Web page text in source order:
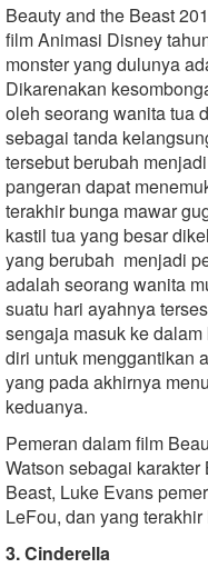
Beauty and the Beast
film Animasi Disney
monster yang dulunya
Dikarenakan
oleh seorang wanita tua
sebagai tanda
tersebut berubah
pangeran dapat
terakhir bunga mawar
kastil tua yang besar
yang berubah menjadi
adalah seorang wanita
suatu hari ayahnya
sengaja masuk ke
diri untuk menggantikan
yang pada akhirnya
keduanya.
Pemeran dalam film
Watson sebagai
Beast, Luke Evans
LeFou, dan yang
3. Cinderella